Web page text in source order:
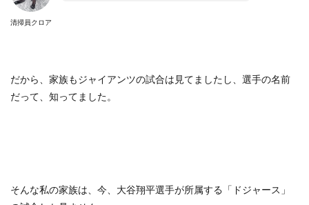
清掃員クロア
だから、家族もジャイアンツの試合は見てましたし、選手の名前
だって、知ってました。
そんな私の家族は、今、大谷翔平選手が所属する「ドジャース」